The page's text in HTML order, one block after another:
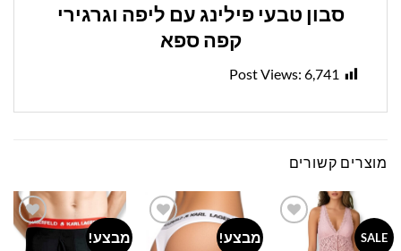
סבון טבעי פילינג עם ליפה וגרגירי
קפה ספא
Post Views: 6,741
מוצרים קשורים
SALE מבצע!
Add to
wishlist
מבצע!
Add to
wishlist